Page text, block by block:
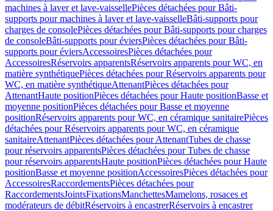
machines à laver et lave-vaissellePièces détachées pour Bâti-
supports pour machines à laver et lave-vaisselleBâti-supports pour
charges de consolePièces détachées pour Bâti-supports pour charges
de consoleBâti-supports pour éviersPièces détachées pour Bâti-
supports pour éviersAccessoiresPièces détachées pour
AccessoiresRéservoirs apparentsRéservoirs apparents pour WC, en
matière synthétiquePièces détachées pour Réservoirs apparents pour
WC, en matière synthétiqueAttenantPièces détachées pour
AttenantHaute positionPièces détachées pour Haute positionBasse et
moyenne positionPièces détachées pour Basse et moyenne
positionRéservoirs apparents pour WC, en céramique sanitairePièces
détachées pour Réservoirs apparents pour WC, en céramique
sanitaireAttenantPièces détachées pour AttenantTubes de chasse
pour réservoirs apparentsPièces détachées pour Tubes de chasse
pour réservoirs apparentsHaute positionPièces détachées pour Haute
positionBasse et moyenne positionAccessoiresPièces détachées pour
AccessoiresRaccordementsPièces détachées pour
RaccordementsJointsFixationsManchettesMamelons, rosaces et
modérateurs de débitRéservoirs à encastrerRéservoirs à encastrer